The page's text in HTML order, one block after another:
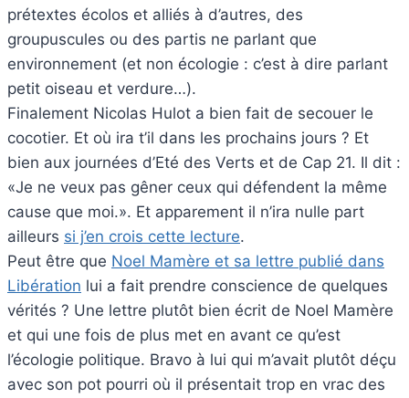
prétextes écolos et alliés à d’autres, des
groupuscules ou des partis ne parlant que
environnement (et non écologie : c’est à dire parlant
petit oiseau et verdure…).
Finalement Nicolas Hulot a bien fait de secouer le
cocotier. Et où ira t’il dans les prochains jours ? Et
bien aux journées d’Eté des Verts et de Cap 21. Il dit :
«Je ne veux pas gêner ceux qui défendent la même
cause que moi.». Et apparement il n’ira nulle part
ailleurs si j’en crois cette lecture.
Peut être que Noel Mamère et sa lettre publié dans
Libération lui a fait prendre conscience de quelques
vérités ? Une lettre plutôt bien écrit de Noel Mamère
et qui une fois de plus met en avant ce qu’est
l’écologie politique. Bravo à lui qui m’avait plutôt déçu
avec son pot pourri où il présentait trop en vrac des